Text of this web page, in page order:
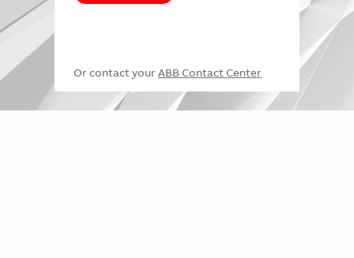
Or contact your ABB Contact Center